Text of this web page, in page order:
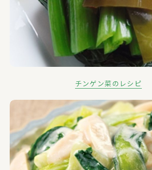
チンゲン菜のレシピ